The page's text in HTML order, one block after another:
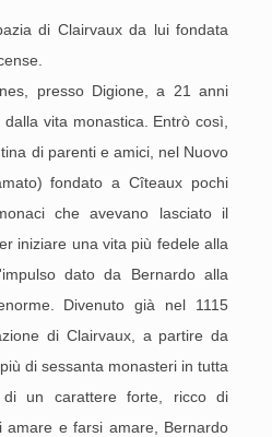
di Clairvaux da lui fondata
presso Digione, a 21 anni
vita monastica. Entrò così,
di parenti e amici, nel Nuovo
fondato a Cîteaux pochi
che avevano lasciato il
iniziare una vita più fedele alla
dato da Bernardo alla
Divenuto già nel 1115
di Clairvaux, a partire da
di sessanta monasteri in tutta
di un carattere forte, ricco di
amare e farsi amare, Bernardo